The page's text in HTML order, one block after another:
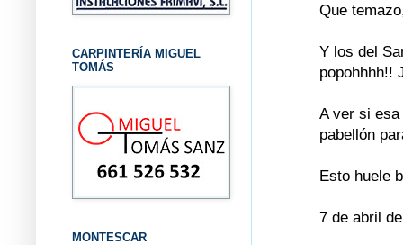
Que
Y los del
popohhhh!!
A ver si
pabellón
Esto huele
7 de abril
CARPINTERÍA MIGUEL
TOMÁS
MONTESCAR